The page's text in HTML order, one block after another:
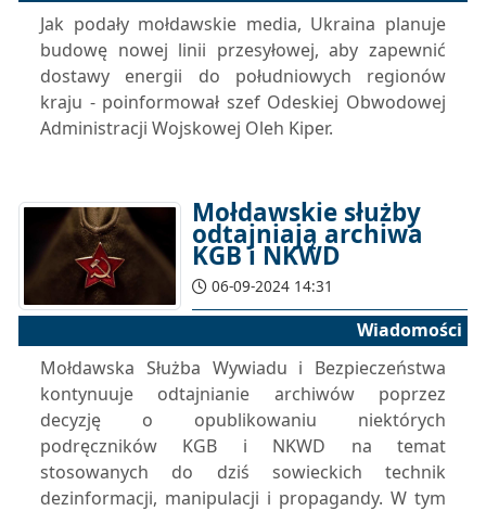
Jak podały mołdawskie media, Ukraina planuje
budowę nowej linii przesyłowej, aby zapewnić
dostawy energii do południowych regionów
kraju - poinformował szef Odeskiej Obwodowej
Administracji Wojskowej Oleh Kiper.
Mołdawskie służby
odtajniają archiwa
KGB i NKWD
06-09-2024 14:31
Wiadomości
Mołdawska Służba Wywiadu i Bezpieczeństwa
kontynuuje odtajnianie archiwów poprzez
decyzję o opublikowaniu niektórych
podręczników KGB i NKWD na temat
stosowanych do dziś sowieckich technik
dezinformacji, manipulacji i propagandy. W tym